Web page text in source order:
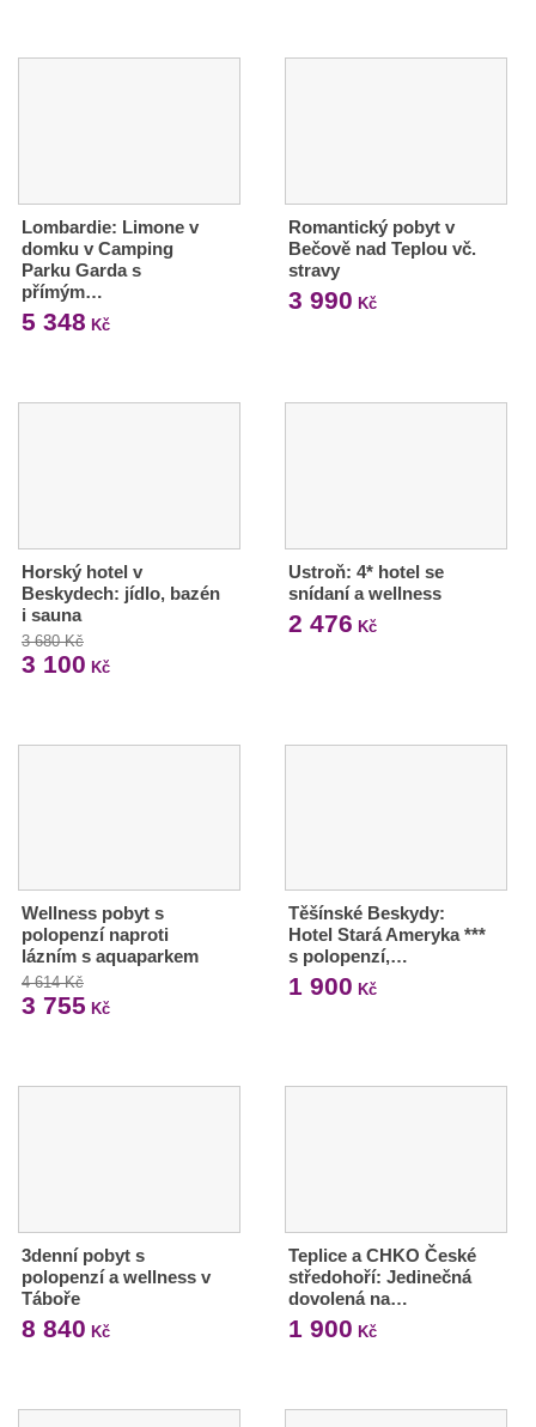
Lombardie: Limone v
domku v Camping
Parku Garda s
přímým…
5 348 Kč
Romantický pobyt v
Bečově nad Teplou vč.
stravy
3 990 Kč
Horský hotel v
Beskydech: jídlo, bazén
i sauna
3 680 Kč
3 100 Kč
Ustroň: 4* hotel se
snídaní a wellness
2 476 Kč
Wellness pobyt s
polopenzí naproti
lázním s aquaparkem
4 614 Kč
3 755 Kč
Těšínské Beskydy:
Hotel Stará Ameryka ***
s polopenzí,…
1 900 Kč
3denní pobyt s
polopenzí a wellness v
Táboře
8 840 Kč
Teplice a CHKO České
středohoří: Jedinečná
dovolená na…
1 900 Kč